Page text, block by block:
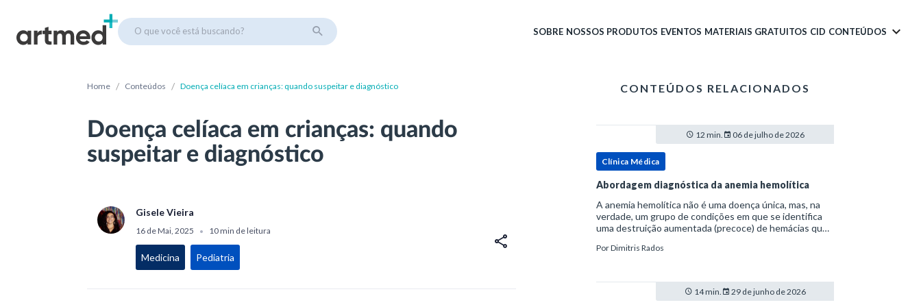
O que você está buscando? SOBRE NOSSOS PRODUTOS EVENTOS MATERIAIS GRATUITOS CID CONTEÚDOS
Home / Conteúdos / Doença celíaca em crianças: quando suspeitar e diagnóstico
Doença celíaca em crianças: quando
suspeitar e diagnóstico
Gisele Vieira
16 de Mai, 2025 • 10 min de leitura
Medicina Pediatria
CONTEÚDOS RELACIONADOS
12 min. 06 de julho de 2026
Clínica Médica
Abordagem diagnóstica da anemia hemolítica
A anemia hemolítica não é uma doença única, mas, na
verdade, um grupo de condições em que se identifica
uma destruição aumentada (precoce) de hemácias que
óssea.Como a vida média normal da hemácia é de apro
PorDimitris Rados
14 min. 29 de junho de 2026